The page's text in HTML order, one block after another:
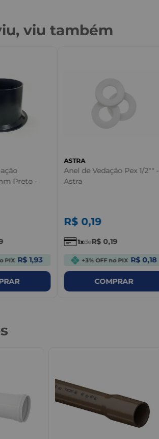
viu também
Preto -
PIX R$ 1,93
ASTRA
Anel de Vedação Pex 1/2"" -
Astra
R$ 0,19
1 deR$ 0,19
+3% OFF no PIX R$ 0,18
COMPRAR